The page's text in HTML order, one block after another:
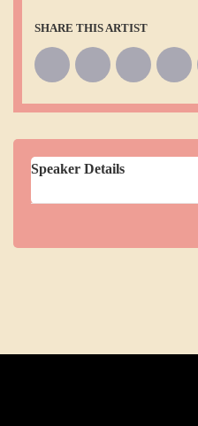
SHARE THIS ARTIST
Speaker Details